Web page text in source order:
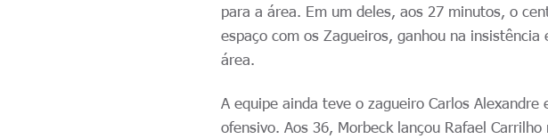
para a área. Em um deles, aos 27 minutos, o
espaço com os Zagueiros, ganhou na
área.
A equipe ainda teve o zagueiro Carlos
ofensivo. Aos 36, Morbeck lançou Rafael